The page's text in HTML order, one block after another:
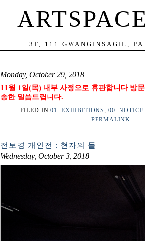
3F, 111 GWANGINSAGIL,
Monday, October 29, 2018
11월 1일(목) 내부 사정으로 휴관합니다 방
송한 말씀드립니다.
FILED IN 01. EXHIBITIONS, 00. NOTICE
PERMALINK
전보경 개인전 : 현자의 돌
Wednesday, October 3, 2018